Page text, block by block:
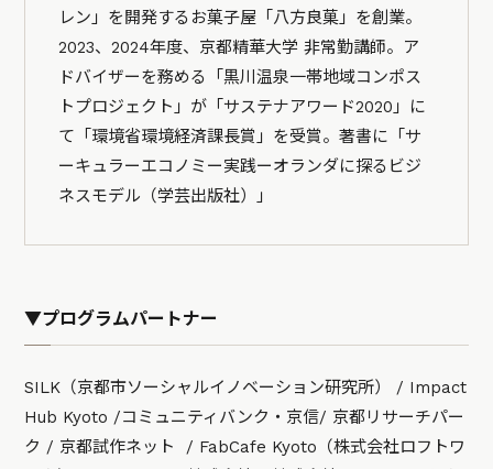
レン」を開発するお菓子屋「八方良菓」を創業。
2023、2024年度、京都精華大学 非常勤講師。ア
ドバイザーを務める「黒川温泉一帯地域コンポス
トプロジェクト」が「サステナアワード2020」に
て「環境省環境経済課長賞」を受賞。著書に「サ
ーキュラーエコノミー実践ーオランダに探るビジ
ネスモデル（学芸出版社）」
▼プログラムパートナー
SILK（京都市ソーシャルイノベーション研究所） / Impact
Hub Kyoto /コミュニティバンク・京信/ 京都リサーチパー
ク / 京都試作ネット / FabCafe Kyoto（株式会社ロフトワ